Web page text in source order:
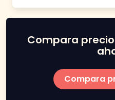
Compara
Compara